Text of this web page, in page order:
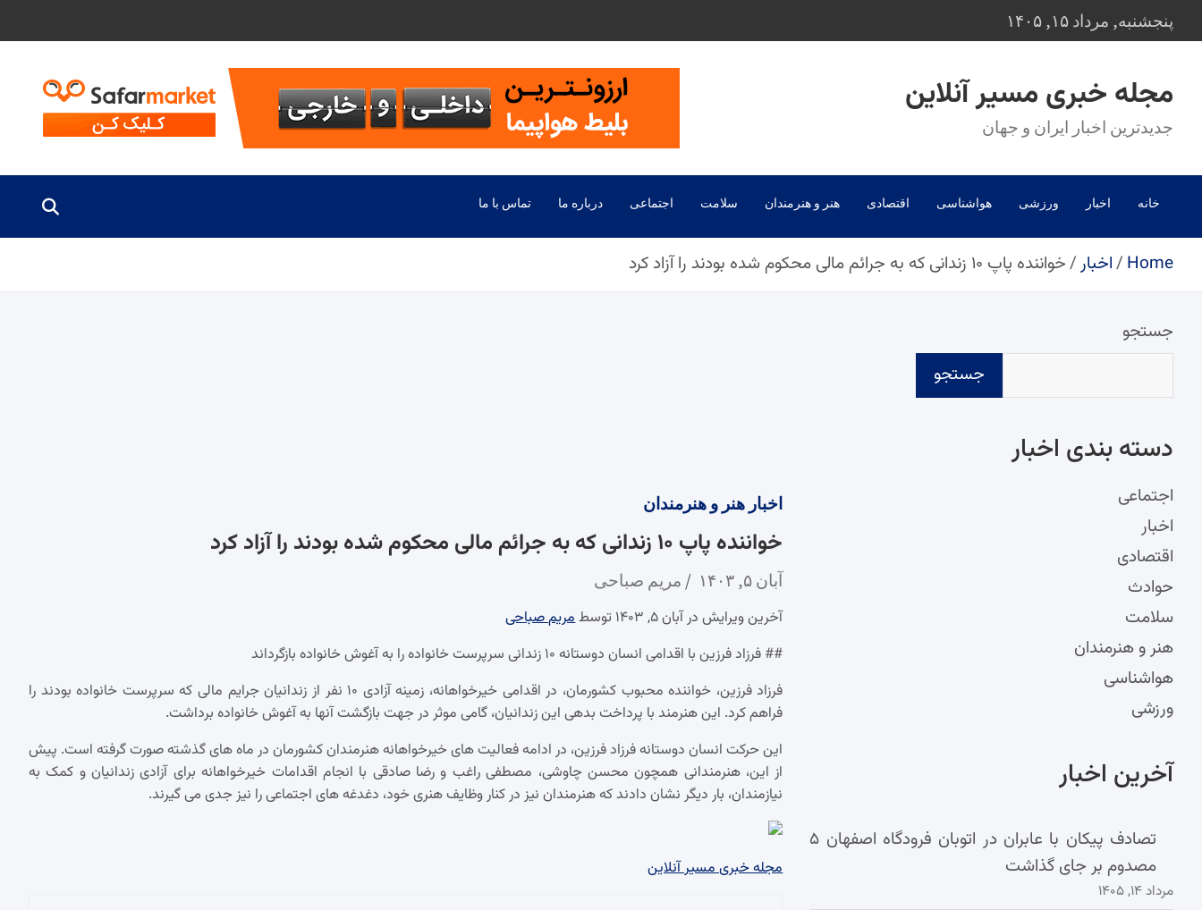
to
پنجشنبه, مرداد ۱۵, ۱۴۰۵
مجله خبری مسیر آنلاین
جدیدترین اخبار ایران و جهان
خانه اخبار ورزشی هواشناسی اقتصادی هنر و هنرمندان سلامت اجتماعی درباره ما تماس با ما
Home اخبار خواننده پاپ ۱۰ زندانی که به جرائم مالی محکوم شده بودند را آزاد کرد
اخبار هنر و هنرمندان
خواننده پاپ ۱۰ زندانی که به جرائم مالی محکوم شده بودند را آزاد کرد
آبان ۵, ۱۴۰۳ مریم صباحی
آخرین ویرایش در آبان ۵, ۱۴۰۳ توسط
مریم صباحی
## فرزاد فرزین با اقدامی انسان دوستانه ۱۰ زندانی سرپرست خانواده را به آغوش خانواده بازگرداند
فرزاد فرزین، خواننده محبوب کشورمان، در اقدامی خیرخواهانه، زمینه آزادی ۱۰ نفر از زندانیان جرایم مالی که سرپرست خانواده بودند را
فراهم کرد. این هنرمند با پرداخت بدهی این زندانیان، گامی موثر در جهت بازگشت آنها به آغوش خانواده برداشت.
این حرکت انسان دوستانه فرزاد فرزین، در ادامه فعالیت های خیرخواهانه هنرمندان کشورمان در ماه های گذشته صورت گرفته است. پیش
از این، هنرمندانی همچون محسن چاوشی، مصطفی راغب و رضا صادقی با انجام اقدامات خیرخواهانه برای آزادی زندانیان و کمک به
نیازمندان، بار دیگر نشان دادند که هنرمندان نیز در کنار وظایف هنری خود، دغدغه های اجتماعی را نیز جدی می گیرند.
مجله خبری مسیر آنلاین
جستجو
جستجو
دسته‌ بندی اخبار
اجتماعی
اخبار
اقتصادی
حوادث
سلامت
هنر و هنرمندان
هواشناسی
ورزشی
آخرین اخبار
تصادف پیکان با عابران در اتوبان فرودگاه اصفهان ۵
مصدوم بر جای گذاشت
مرداد ۱۴, ۱۴۰۵